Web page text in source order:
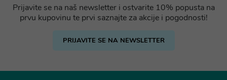
Prijavite se na naš newsletter i ostvarite 10% popusta na
prvu kupovinu te prvi saznajte za akcije i pogodnosti!
PRIJAVITE SE NA NEWSLETTER